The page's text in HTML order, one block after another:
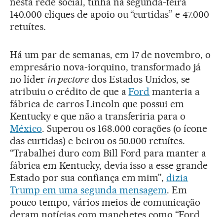
140.000 cliques de apoio ou “curtidas” e 47.000
retuítes.
Há um par de semanas, em 17 de novembro, o
empresário nova-iorquino, transformado já
no líder in pectoredos Estados Unidos, se
atribuiu o crédito de que aFord manteria a
fábrica de carros Lincoln que possui em
Kentucky e que não a transferiria para o
México. Superou os 168.000 corações (o ícone
das curtidas) e beirou os 50.000 retuítes.
“Trabalhei duro com Bill Ford para manter a
fábrica em Kentucky, devia isso a esse grande
Estado por sua confiança em mim”,dizia
Trump em uma segunda mensagem. Em
pouco tempo, vários meios de comunicação
deram notícias com manchetes como “Ford